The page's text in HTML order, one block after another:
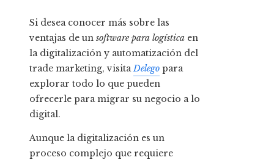
Si desea conocer más sobre las
ventajas de un software para logística en
la digitalización y automatización del
trade marketing, visitaDelego para
explorar todo lo que pueden
ofrecerle para migrar su negocio a lo
digital.
Aunque la digitalización es un
proceso complejo que requiere